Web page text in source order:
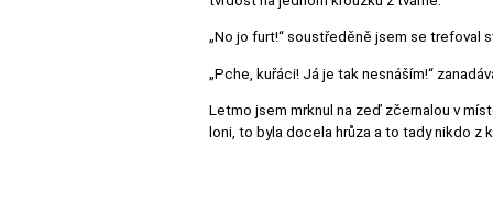
„No jo furt!“ soustředěně jsem se trefoval
„Pche, kuřáci! Já je tak nesnáším!“
Letmo jsem mrknul na zeď zčernalou v
loni, to byla docela hrůza a to tady nikdo z